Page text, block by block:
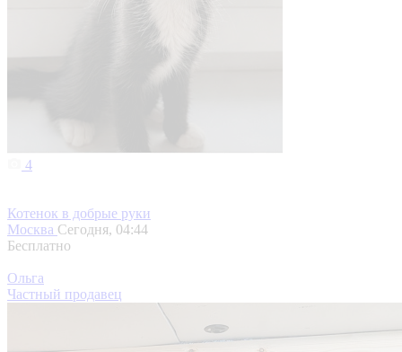
4
Котенок в добрые руки
Москва Сегодня, 04:44
Бесплатно
Ольга
Частный продавец